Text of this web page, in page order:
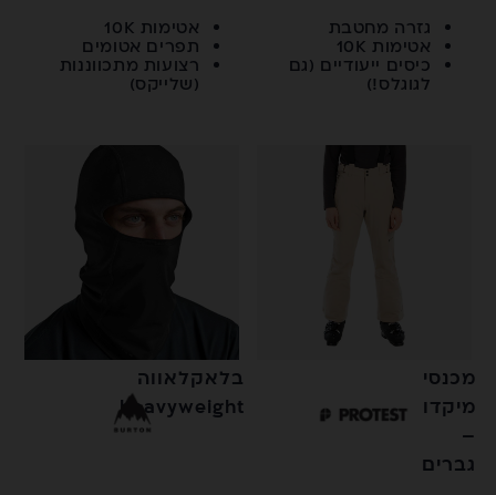
גזרה מחטבת
אטימות 10K
כיסים ייעודיים (גם
לגוגלס!)
אטימות 10K
תפרים אטומים
רצועות מתכווננות
(שלייקס)
מכנסי
מיקדו
–
גברים
בלאקלאווה
heavyweight